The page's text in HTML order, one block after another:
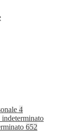
4
indeterminato
652